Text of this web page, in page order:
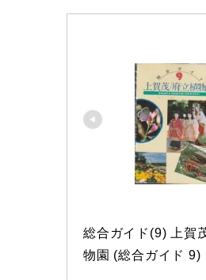
総合ガイド(9) 上賀
物園 (総合ガイド 9)